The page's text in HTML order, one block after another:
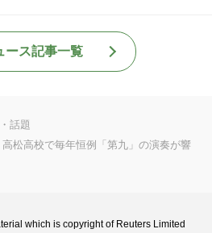
ース記事一覧
話題
松高校で毎年恒例「第九」の演奏が響
which is copyright of Reuters Limited